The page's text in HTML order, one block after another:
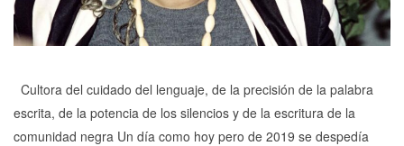
Cultora del cuidado del lenguaje, de la precisión de la palabra
escrita, de la potencia de los silencios y de la escritura de la
comunidad negra Un día como hoy pero de 2019 se despedía